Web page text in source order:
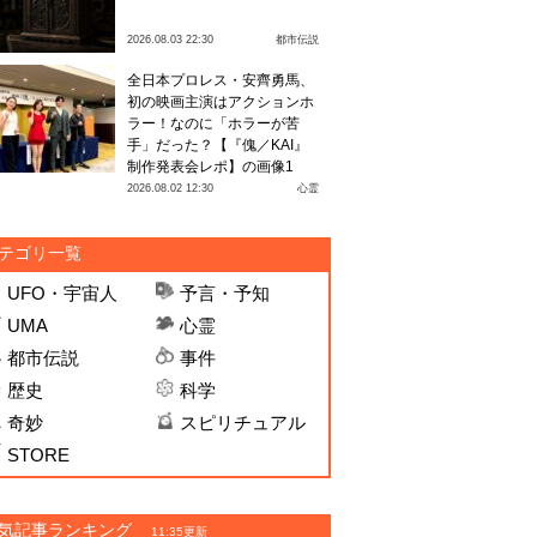
2026.08.03 22:30 都市伝説
全日本プロレス・安齊勇馬、
初の映画主演はアクションホ
ラー！なのに「ホラーが苦
手」だった？【『傀／KAI』
制作発表会レポ】の画像1
2026.08.02 12:30 心霊
ゴリ一覧
UFO・宇宙人
予言・予知
UMA
心霊
都市伝説
事件
歴史
科学
奇妙
スピリチュアル
STORE
記事ランキング 11:35更新